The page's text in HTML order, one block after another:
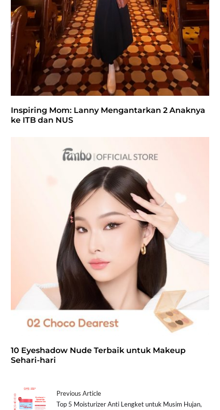
Inspiring Mom: Lanny Mengantarkan 2 Anaknya
ke ITB dan NUS
10 Eyeshadow Nude Terbaik untuk Makeup
Sehari-hari
Previous Article
Top 5 Moisturizer Anti Lengket untuk Musim Hujan,